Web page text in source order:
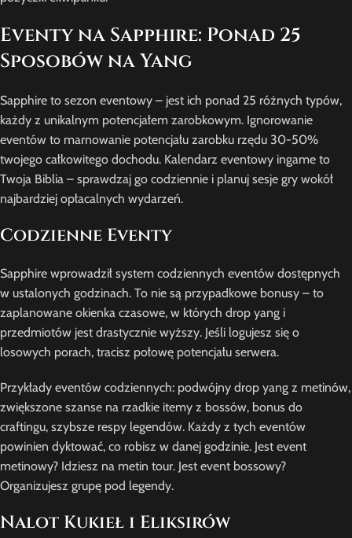
Eventy na Sapphire: Ponad 25
Sposobów na Yang
Sapphire to sezon eventowy – jest ich ponad 25 różnych typów,
każdy z unikalnym potencjałem zarobkowym. Ignorowanie
eventów to marnowanie potencjału zarobku rzędu 30-50%
twojego całkowitego dochodu. Kalendarz eventowy ingame to
Twoja Biblia – sprawdzaj go codziennie i planuj sesje gry wokół
najbardziej opłacalnych wydarzeń.
Codzienne Eventy
Sapphire wprowadził system codziennych eventów dostępnych
w ustalonych godzinach. To nie są przypadkowe bonusy – to
zaplanowane okienka czasowe, w których drop yang i
przedmiotów jest drastycznie wyższy. Jeśli logujesz się o
losowych porach, tracisz połowę potencjału serwera.
Przykłady eventów codziennych: podwójny drop yang z metinów,
zwiększone szanse na rzadkie itemy z bossów, bonus do
craftingu, szybsze respy legendów. Każdy z tych eventów
powinien dyktować, co robisz w danej godzinie. Jest event
metinowy? Idziesz na metin tour. Jest event bossowy?
Organizujesz grupę pod legendy.
Nalot Kukieł i Eliksirów